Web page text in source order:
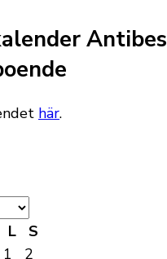
Antibes
här.
L
S
1
2